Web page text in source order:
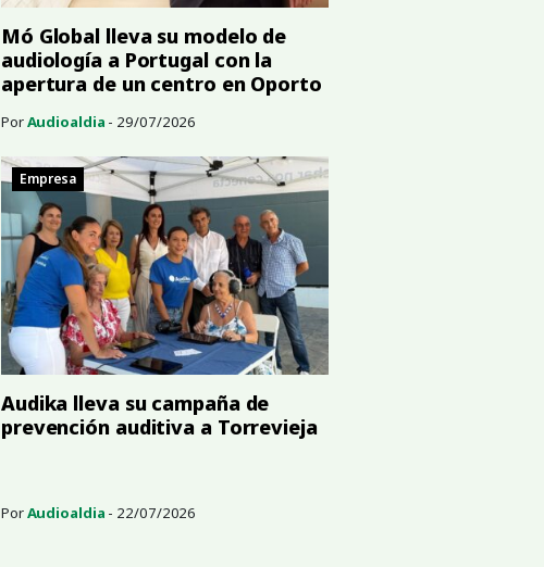
Mó Global lleva su modelo de
audiología a Portugal con la
apertura de un centro en Oporto
PorAudioaldia - 29/07/2026
Empresa
Audika lleva su campaña de
prevención auditiva a Torrevieja
PorAudioaldia - 22/07/2026